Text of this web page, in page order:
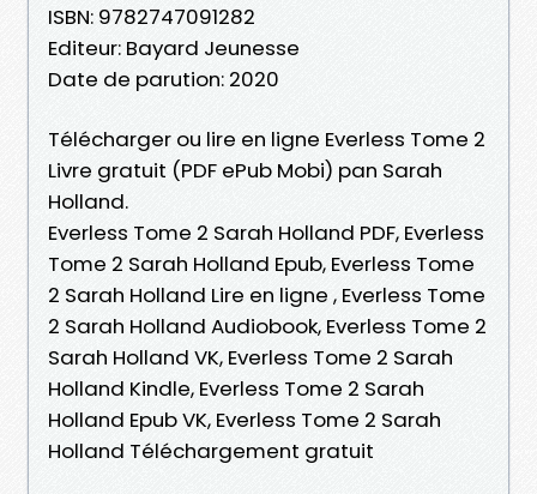
ISBN: 9782747091282
Editeur: Bayard Jeunesse
Date de parution: 2020
Télécharger ou lire en ligne Everless Tome 2
Livre gratuit (PDF ePub Mobi) pan Sarah
Holland.
Everless Tome 2 Sarah Holland PDF, Everless
Tome 2 Sarah Holland Epub, Everless Tome
2 Sarah Holland Lire en ligne , Everless Tome
2 Sarah Holland Audiobook, Everless Tome 2
Sarah Holland VK, Everless Tome 2 Sarah
Holland Kindle, Everless Tome 2 Sarah
Holland Epub VK, Everless Tome 2 Sarah
Holland Téléchargement gratuit